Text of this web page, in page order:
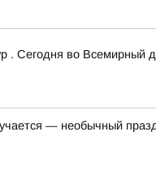
. Сегодня во Всемирный
— необычный